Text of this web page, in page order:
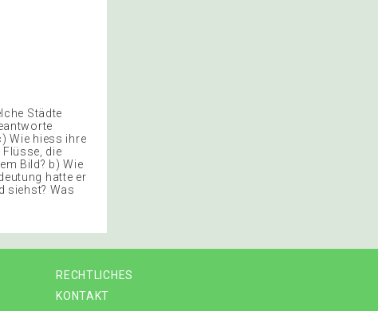
Städte
Wie hiess ihre
die
Bild? b) Wie
hatte er
siehst? Was
RECHTLICHES
KONTAKT